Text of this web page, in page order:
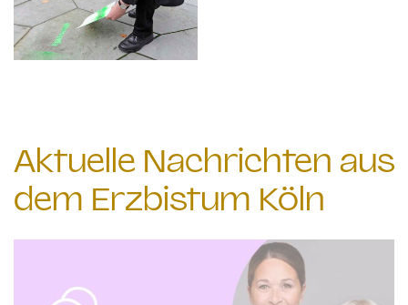
Aktuelle Nachrichten aus
dem Erzbistum Köln